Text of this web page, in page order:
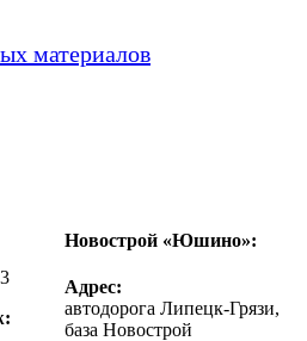
материалов
Новострой «Юшино»:
Адрес:
автодорога Липецк-Грязи,
база Новострой